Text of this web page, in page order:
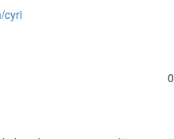
cyri
0